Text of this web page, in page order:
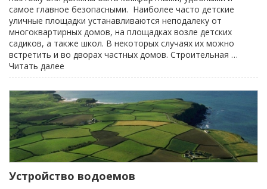
самое главное безопасными. Наиболее часто детские
уличные площадки устанавливаются неподалеку от
многоквартирных домов, на площадках возле детских
садиков, а также школ. В некоторых случаях их можно
встретить и во дворах частных домов. Строительная …
Читать далее
спортивных
и
детских
площадок»
Устройство водоемов